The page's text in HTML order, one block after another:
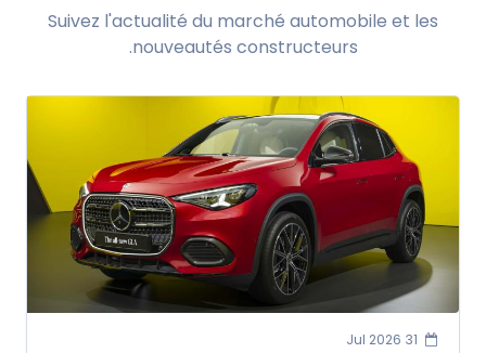
Suivez l'actualité du marché automobile et les
nouveautés constructeurs.